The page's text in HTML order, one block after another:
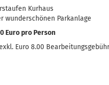
Kurhaus
wunderschönen Parkanlage
Euro pro Person
Euro 8.00